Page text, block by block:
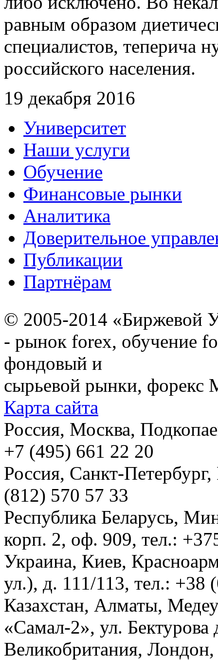
равным образом
специалистов, теперича
российского населения.
19 декабря 2016
Университет
Наши услуги
Обучение
Финансовые рынки
Аналитика
Доверительное
Публикации
Партнёрам
© 2005-2014 «Биржевой
- рынок forex, обучение
фондовый и
сырьевой рынки, форекс
Карта сайта
Россия, Москва,
+7 (495) 661 22 20
Россия, Санкт-
(812) 570 57 33
Республика Беларусь,
корп. 2, оф. 909, тел.:
Украина, Киев,
ул.), д. 111/113, тел.: +38
Казахстан, Алматы,
«Самал-2», ул.
Великобритания,